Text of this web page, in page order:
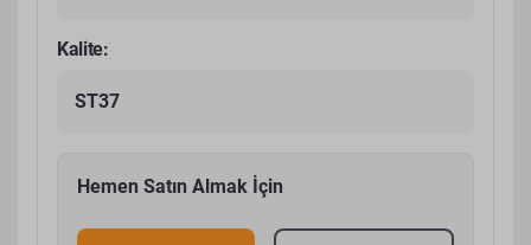
Kalite:
ST37
Hemen Satın Almak İçin